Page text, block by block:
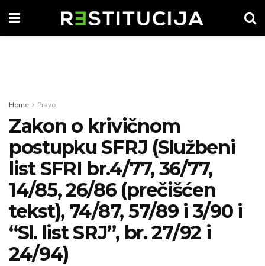
Home Pravo
Zakon o krivičnom
postupku SFRJ (Službeni
list SFRI br.4/77, 36/77,
14/85, 26/86 (prečišćen
tekst), 74/87, 57/89 i 3/90 i
“Sl. list SRJ”, br. 27/92 i
24/94)